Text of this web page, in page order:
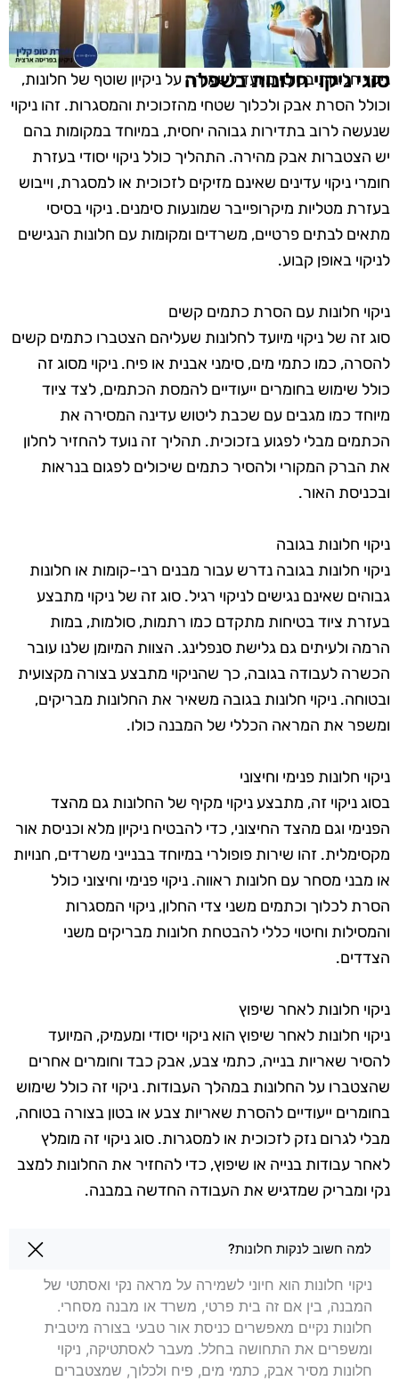
סוגי ניקוי חלונות בשפלה
ניקוי חלונות בסיסי מיועד לשמירה על ניקיון שוטף של חלונות,
וכולל הסרת אבק ולכלוך שטחי מהזכוכית והמסגרות. זהו ניקוי
שנעשה לרוב בתדירות גבוהה יחסית, במיוחד במקומות בהם
יש הצטברות אבק מהירה. התהליך כולל ניקוי יסודי בעזרת
חומרי ניקוי עדינים שאינם מזיקים לזכוכית או למסגרת, וייבוש
בעזרת מטליות מיקרופייבר שמונעות סימנים. ניקוי בסיסי
מתאים לבתים פרטיים, משרדים ומקומות עם חלונות הנגישים
לניקוי באופן קבוע.
ניקוי חלונות עם הסרת כתמים קשים
סוג זה של ניקוי מיועד לחלונות שעליהם הצטברו כתמים קשים
להסרה, כמו כתמי מים, סימני אבנית או פיח. ניקוי מסוג זה
כולל שימוש בחומרים ייעודיים להמסת הכתמים, לצד ציוד
מיוחד כמו מגבים עם שכבת ליטוש עדינה המסירה את
הכתמים מבלי לפגוע בזכוכית. תהליך זה נועד להחזיר לחלון
את הברק המקורי ולהסיר כתמים שיכולים לפגום בנראות
ובכניסת האור.
ניקוי חלונות בגובה
ניקוי חלונות בגובה נדרש עבור מבנים רבי-קומות או חלונות
גבוהים שאינם נגישים לניקוי רגיל. סוג זה של ניקוי מתבצע
בעזרת ציוד בטיחות מתקדם כמו רתמות, סולמות, במות
הרמה ולעיתים גם גלישת סנפלינג. הצוות המיומן שלנו עובר
הכשרה לעבודה בגובה, כך שהניקוי מתבצע בצורה מקצועית
ובטוחה. ניקוי חלונות בגובה משאיר את החלונות מבריקים,
ומשפר את המראה הכללי של המבנה כולו.
ניקוי חלונות פנימי וחיצוני
בסוג ניקוי זה, מתבצע ניקוי מקיף של החלונות גם מהצד
הפנימי וגם מהצד החיצוני, כדי להבטיח ניקיון מלא וכניסת אור
מקסימלית. זהו שירות פופולרי במיוחד בבנייני משרדים, חנויות
או מבני מסחר עם חלונות ראווה. ניקוי פנימי וחיצוני כולל
הסרת לכלוך וכתמים משני צדי החלון, ניקוי המסגרות
והמסילות וחיטוי כללי להבטחת חלונות מבריקים משני
הצדדים.
ניקוי חלונות לאחר שיפוץ
ניקוי חלונות לאחר שיפוץ הוא ניקוי יסודי ומעמיק, המיועד
להסיר שאריות בנייה, כתמי צבע, אבק כבד וחומרים אחרים
שהצטברו על החלונות במהלך העבודות. ניקוי זה כולל שימוש
בחומרים ייעודיים להסרת שאריות צבע או בטון בצורה בטוחה,
מבלי לגרום נזק לזכוכית או למסגרות. סוג ניקוי זה מומלץ
לאחר עבודות בנייה או שיפוץ, כדי להחזיר את החלונות למצב
נקי ומבריק שמדגיש את העבודה החדשה במבנה.
שאלות בנושא ניקוי חלונות בשפלה
למה חשוב לנקות חלונות?
ניקוי חלונות הוא חיוני לשמירה על מראה נקי ואסתטי של
המבנה, בין אם זה בית פרטי, משרד או מבנה מסחרי.
חלונות נקיים מאפשרים כניסת אור טבעי בצורה מיטבית
ומשפרים את התחושה בחלל. מעבר לאסתטיקה, ניקוי
חלונות מסיר אבק, כתמי מים, פיח ולכלוך, שמצטברים